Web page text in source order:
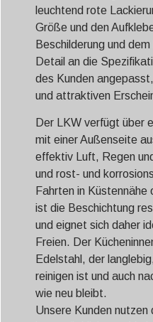
leuchtend rote
Größe und den
Beschilderung und
Detail an die
des Kunden
und attraktiven
Der LKW verfügt über
mit einer Außenseite
effektiv Luft, Regen
und rost- und
Fahrten in Küstennähe
ist die Beschichtung
und eignet sich daher
Freien. Der
Edelstahl, der
reinigen ist und auch
wie neu bleibt.
Unsere Kunden